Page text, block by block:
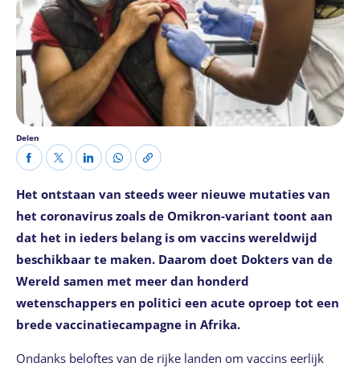
Delen
Het ontstaan van steeds weer nieuwe mutaties van
het coronavirus zoals de Omikron-variant toont aan
dat het in ieders belang is om vaccins wereldwijd
beschikbaar te maken. Daarom doet Dokters van de
Wereld samen met meer dan honderd
wetenschappers en politici een acute oproep tot een
brede vaccinatiecampagne in Afrika.
Ondanks beloftes van de rijke landen om vaccins eerlijk